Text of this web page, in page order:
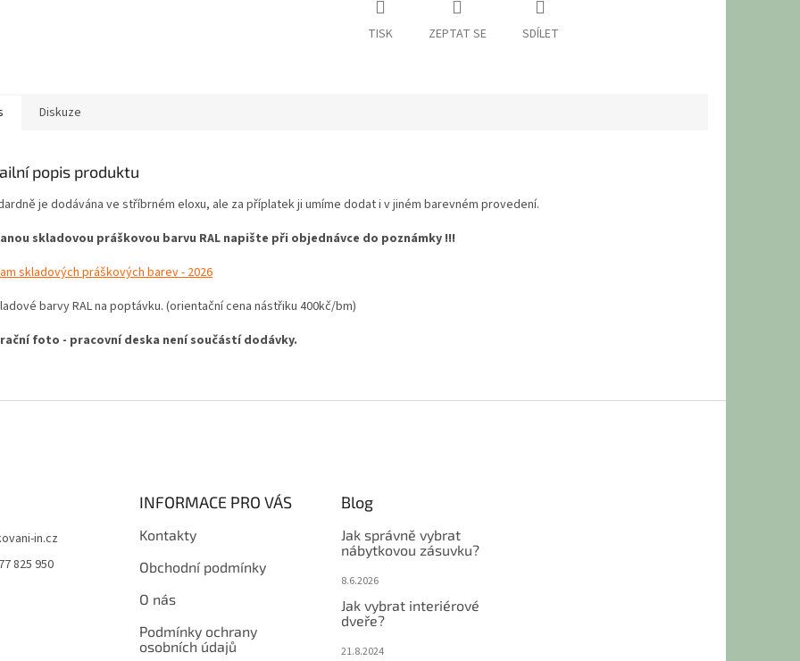
TISK ZEPTAT SE SDÍLET
Diskuze
popis produktu
je dodávána ve stříbrném eloxu, ale za příplatek ji umíme dodat i v jiném barevném provedení.
skladovou práškovou barvu RAL napište při objednávce do poznámky !!!
skladových práškových barev - 2026
barvy RAL na poptávku. (orientační cena nástřiku 400kč/bm)
foto - pracovní deska není součástí dodávky.
in.cz
825 950
INFORMACE PRO VÁS
Kontakty
Obchodní podmínky
O nás
Podmínky ochrany
osobních údajů
Blog
Jak správně vybrat
nábytkovou zásuvku?
8.6.2026
Jak vybrat interiérové
dveře?
21.8.2024